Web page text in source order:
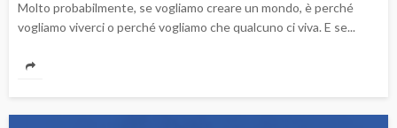
Molto probabilmente, se vogliamo creare un mondo, è perché
vogliamo viverci o perché vogliamo che qualcuno ci viva. E se...